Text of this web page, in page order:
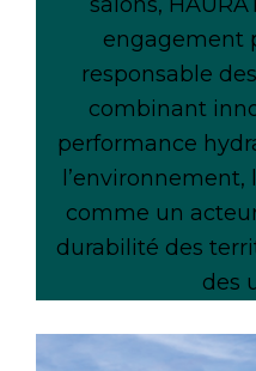
engagement
responsable
combinant
performance
l’environnement,
comme un
durabilité des
des